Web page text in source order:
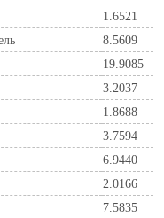
1.6521
8.5609
19.9085
3.2037
1.8688
3.7594
6.9440
2.0166
7.5835